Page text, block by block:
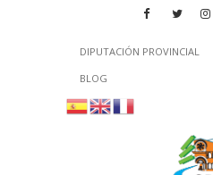
DIPUTACIÓN PROVINCIAL
BLOG